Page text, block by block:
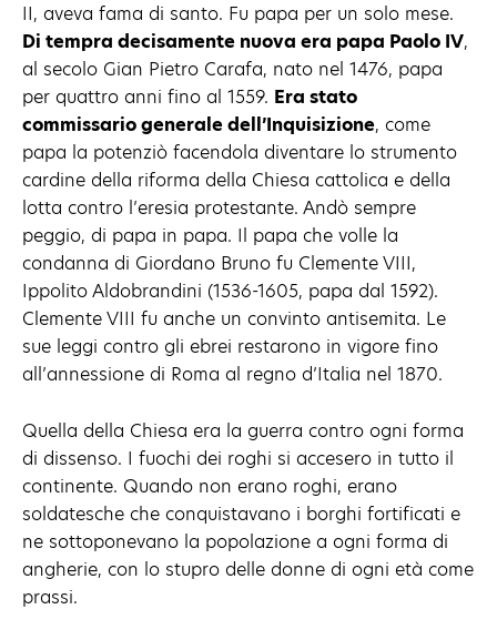
II, aveva fama di santo. Fu papa per un solo mese.
Di tempra decisamente nuova era papa Paolo IV,
al secolo Gian Pietro Carafa, nato nel 1476, papa
per quattro anni fino al 1559. Era stato
commissario generale dell’Inquisizione, come
papa la potenziò facendola diventare lo strumento
cardine della riforma della Chiesa cattolica e della
lotta contro l’eresia protestante. Andò sempre
peggio, di papa in papa. Il papa che volle la
condanna di Giordano Bruno fu Clemente VIII,
Ippolito Aldobrandini (1536-1605, papa dal 1592).
Clemente VIII fu anche un convinto antisemita. Le
sue leggi contro gli ebrei restarono in vigore fino
all’annessione di Roma al regno d’Italia nel 1870.
Quella della Chiesa era la guerra contro ogni forma
di dissenso. I fuochi dei roghi si accesero in tutto il
continente. Quando non erano roghi, erano
soldatesche che conquistavano i borghi fortificati e
ne sottoponevano la popolazione a ogni forma di
angherie, con lo stupro delle donne di ogni età come
prassi.